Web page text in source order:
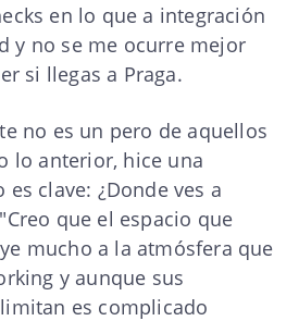
en lo que a integración
y no se me ocurre mejor
si llegas a Praga.
no es un pero de aquellos
lo anterior, hice una
clave: ¿Donde ves a
que el espacio que
mucho a la atmósfera que
y aunque sus
es complicado